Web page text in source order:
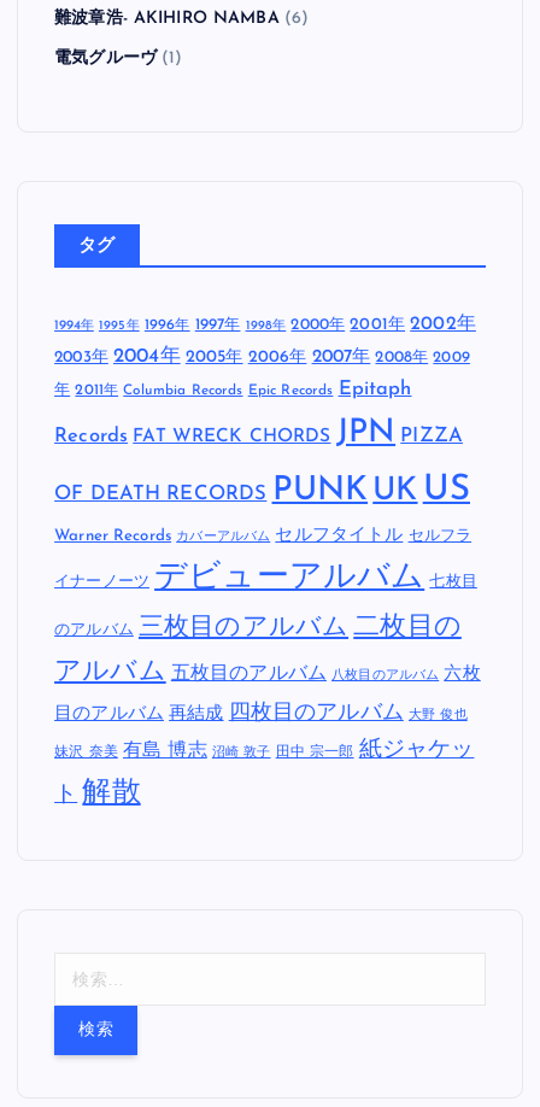
難波章浩- AKIHIRO NAMBA(6)
電気グルーヴ(1)
タグ
1994年 1995年 1996年 1997年 1998年 2000年 2001年 2002年
2003年 2004年 2005年 2006年 2007年 2008年 2009
年 2011年 Columbia Records Epic Records Epitaph
Records FAT WRECK CHORDS JPN PIZZA
OF DEATH RECORDS PUNK UK US
Warner Records カバーアルバム セルフタイトル セルフラ
イナーノーツ デビューアルバム 七枚目
のアルバム 三枚目のアルバム 二枚目の
アルバム 五枚目のアルバム 八枚目のアルバム 六枚
目のアルバム 再結成 四枚目のアルバム 大野 俊也
妹沢 奈美 有島 博志 沼崎 敦子 田中 宗一郎 紙ジャケッ
ト 解散